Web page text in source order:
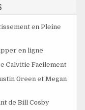
en Pleine
en ligne
Calvitie Facilement
Green et Megan
de Bill Cosby